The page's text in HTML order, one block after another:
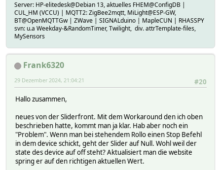
Server: HP-elitedesk@Debian 13, aktuelles FHEM@ConfigDB |
CUL_HM (VCCU) | MQTT2: ZigBee2mqtt, MiLight@ESP-GW,
BT@OpenMQTTGw | ZWave | SIGNALduino | MapleCUN | RHASSPY
svn: u.a Weekday-&RandomTimer, Twilight, div. attrTemplate-files,
MySensors
Frank6320
#20
29 Dezember 2024, 21:04:21
Hallo zusammen,
neues von der Sliderfront. Mit dem Workaround den ich oben
beschrieben hatte, kommt man ja klar. Hab aber noch ein
"Problem". Wenn man bei stehendem Rollo einen Stop Befehl
in dem device schickt, geht der Slider auf Null. Wohl weil der
state des device auf off steht? Aktualisiert man die website
spring er auf den richtigen aktuellen Wert.